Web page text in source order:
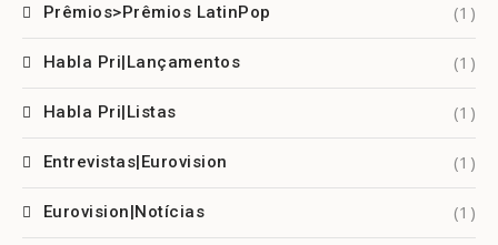
Prêmios>Prêmios LatinPop (1)
Habla Pri|Lançamentos (1)
Habla Pri|Listas (1)
Entrevistas|Eurovision (1)
Eurovision|Notícias (1)